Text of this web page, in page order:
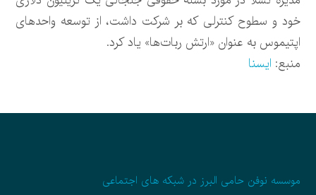
خود و سطوح کنترلی که بر شرکت داشت، از توسعه واحدهای
اپتیموس به عنوان «ارتش ربات‌ها» یاد کرد.
منبع: ایسنا
موسسه نوفن حامی البرز در شبکه های اجتماعی